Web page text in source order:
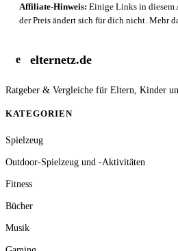
Affiliate-Hinweis: Einige Links in diesem
der Preis ändert sich für dich nicht. Mehr
e elternetz.de
Ratgeber & Vergleiche für Eltern, Kinder
KATEGORIEN
Spielzeug
Outdoor-Spielzeug und -Aktivitäten
Fitness
Bücher
Musik